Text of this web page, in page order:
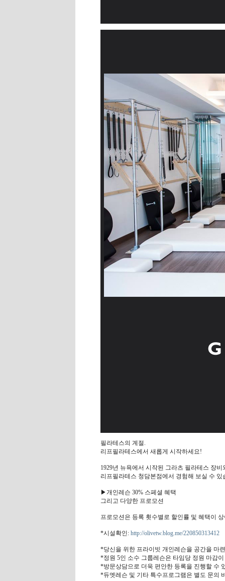
필라테스의 계절.
리프필라테스에서 새롭게 시작하세요!
1929년 뉴욕에서 시작된 그라츠 필라테스 장
리프필라테스 청담본점에서 경험해 보실 수 있
▶개인레슨 30% 스페셜 혜택
그리고 다양한 프로모션
프로모션은 등록 횟수별로 할인률 및 혜택이
*시설확인: http://olivetw.blog.me/220850313412
*당신을 위한 프라이빗 개인레슨을 공간을 마
*정원 5인 소수 그룹레슨은 타임당 정원 마감
*방문상담으로 더욱 편안한 등록을 진행할 수
*듀엣레슨 및 기타 특수프로그램은 별도 문의